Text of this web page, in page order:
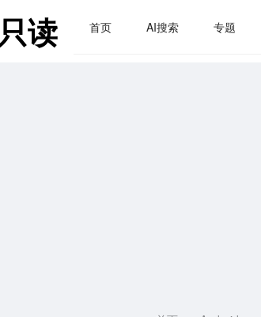
读 首页 AI搜索 专题